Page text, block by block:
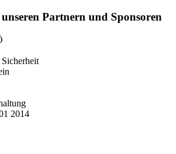
Partnern und Sponsoren